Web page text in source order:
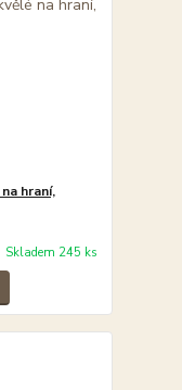
hraní,
Skladem 245 ks